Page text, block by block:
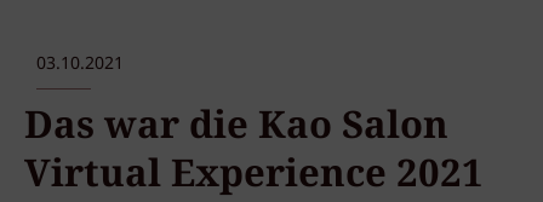
03.10.2021
Das war die Kao Salon
Virtual Experience 2021